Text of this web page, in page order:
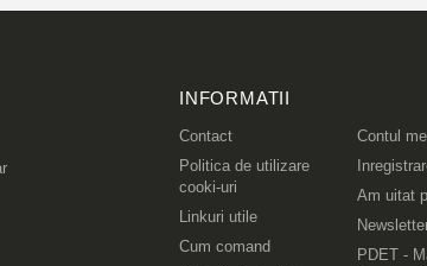
INFORMATII
Contact
Politica de utilizare
cooki-uri
Linkuri utile
Cum comand
Contul
Am uitat
PDET -